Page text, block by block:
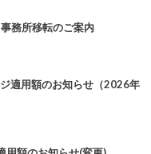
務所移転のご案内
適用額のお知らせ（2026年